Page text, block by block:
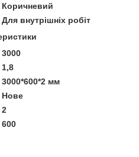
Коричневий
Для внутрішніх робіт
3000
1,8
3000*600*2 мм
Нове
2
600